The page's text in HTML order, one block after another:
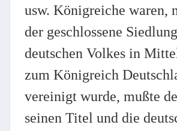
usw. Königreiche waren,
der geschlossene
deutschen Volkes in
zum Königreich
vereinigt wurde, mußte
seinen Titel und die